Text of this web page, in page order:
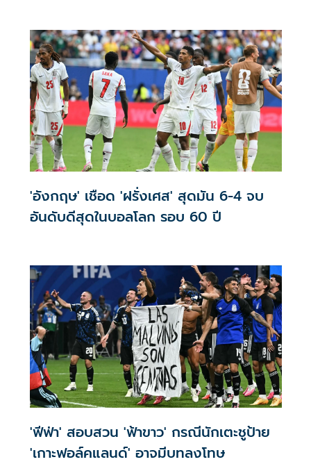
'อังกฤษ' เชือด 'ฝรั่งเศส' สุดมัน 6-4 จบ
อันดับดีสุดในบอลโลก รอบ 60 ปี
'ฟีฟ่า' สอบสวน 'ฟ้าขาว' กรณีนักเตะชูป้าย
'เกาะฟอล์คแลนด์' อาจมีบทลงโทษ